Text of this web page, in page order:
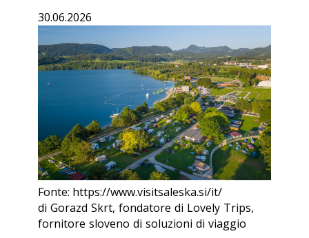
30.06.2026
Fonte: https://www.visitsaleska.si/it/
di Gorazd Skrt, fondatore di Lovely Trips,
fornitore sloveno di soluzioni di viaggio